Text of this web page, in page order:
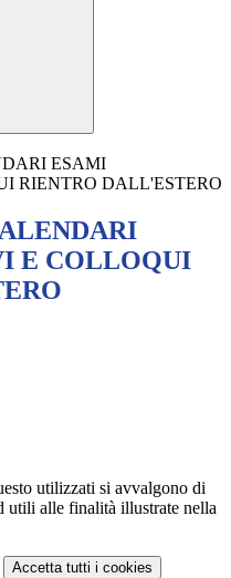
ESAMI
RIENTRO DALL'ESTERO
E COLLOQUI
utilizzati si avvalgono di
utili alle finalità illustrate nella
Accetta tutti i cookies